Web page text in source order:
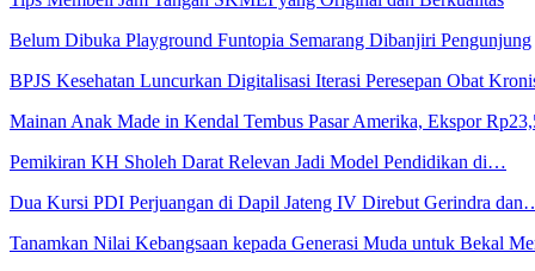
Belum Dibuka Playground Funtopia Semarang Dibanjiri Pengunjung
BPJS Kesehatan Luncurkan Digitalisasi Iterasi Peresepan Obat
Mainan Anak Made in Kendal Tembus Pasar Amerika, Ekspor
Pemikiran KH Sholeh Darat Relevan Jadi Model Pendidikan di…
Dua Kursi PDI Perjuangan di Dapil Jateng IV Direbut Gerindra
Tanamkan Nilai Kebangsaan kepada Generasi Muda untuk Bekal